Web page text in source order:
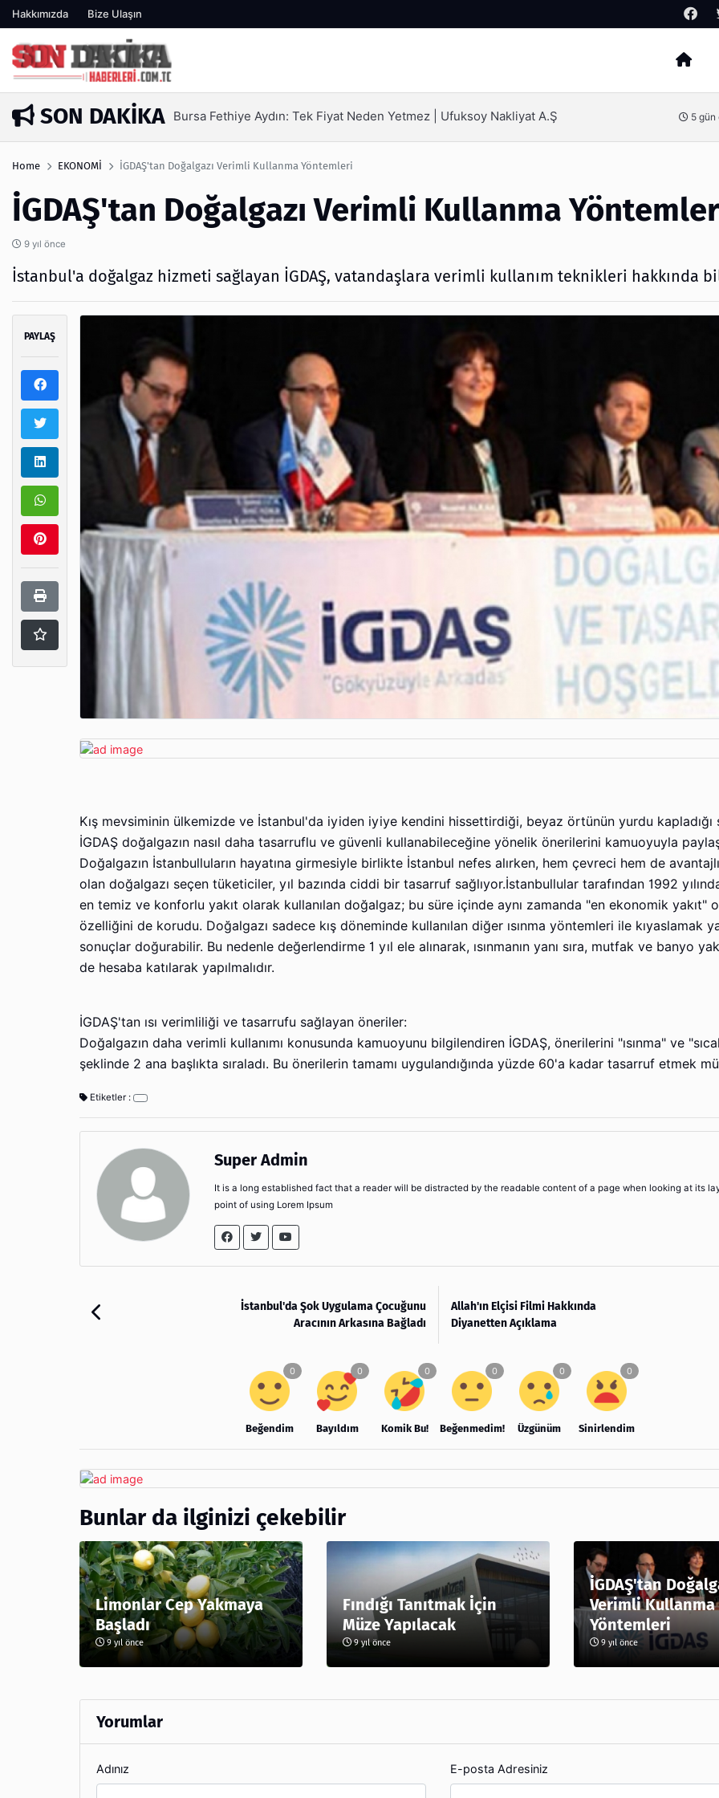
Hakkımızda Bize Ulaşın
Arama
SON DAKIKA
Neden Yetmez | Ufuksoy Nakliyat A.Ş 5 gün önceSEO Hizmeti Alırken Kandırılmamak İçin Bilinmesi
Home EKONOMİ İGDAŞ'tan Doğalgazı Verimli Kullanma Yöntemleri
İGDAŞ'tan Doğalgazı Verimli Kullanma
9 yıl önce
İstanbul'a doğalgaz hizmeti sağlayan İGDAŞ, vatandaşlara verimli kullanım teknikleri hakkında
PAYLAŞ
Kış mevsiminin ülkemizde ve İstanbul'da iyiden iyiye kendini hissettirdiği, beyaz örtünün yurdu kapladığı
İGDAŞ doğalgazın nasıl daha tasarruflu ve güvenli kullanabileceğine yönelik önerilerini kamuoyuyla
Doğalgazın İstanbulluların hayatına girmesiyle birlikte İstanbul nefes alırken, hem çevreci hem de
olan doğalgazı seçen tüketiciler, yıl bazında ciddi bir tasarruf sağlıyor.İstanbullular tarafından 1992
en temiz ve konforlu yakıt olarak kullanılan doğalgaz; bu süre içinde aynı zamanda "en ekonomik yakıt"
özelliğini de korudu. Doğalgazı sadece kış döneminde kullanılan diğer ısınma yöntemleri ile kıyaslamak
sonuçlar doğurabilir. Bu nedenle değerlendirme 1 yıl ele alınarak, ısınmanın yanı sıra, mutfak ve banyo
de hesaba katılarak yapılmalıdır.
İGDAŞ'tan ısı verimliliği ve tasarrufu sağlayan öneriler:
Doğalgazın daha verimli kullanımı konusunda kamuoyunu bilgilendiren İGDAŞ, önerilerini "ısınma" ve
şeklinde 2 ana başlıkta sıraladı. Bu önerilerin tamamı uygulandığında yüzde 60'a kadar tasarruf etmek
Etiketler :
Super Admin
It is a long established fact that a reader will be distracted by the readable content of a page when looking at its
point of using Lorem Ipsum
İstanbul'da Şok Uygulama Çocuğunu
Aracının Arkasına Bağladı
Allah'ın Elçisi Filmi Hakkında
Diyanetten Açıklama
Beğendim Bayıldım Komik Bu! Beğenmedim! Üzgünüm Sinirlendim
Bunlar da ilginizi çekebilir
Limonlar Cep Yakmaya
Başladı
9 yıl önce
Fındığı Tanıtmak İçin
Müze Yapılacak
9 yıl önce
İGDAŞ'tan
Verimli Kullanma
Yöntemleri
9 yıl önce
Yorumlar
Adınız E-posta Adresiniz